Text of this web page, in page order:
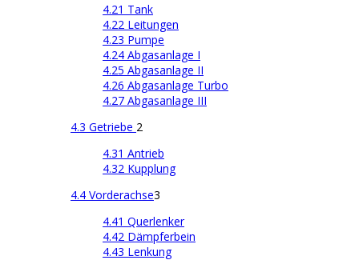
4.21 Tank
4.22 Leitungen
4.23 Pumpe
4.24 Abgasanlage I
4.25 Abgasanlage II
4.26 Abgasanlage Turbo
4.27 Abgasanlage III
4.3 Getriebe 2
4.31 Antrieb
4.32 Kupplung
4.4 Vorderachse3
4.41 Querlenker
4.42 Dämpferbein
4.43 Lenkung